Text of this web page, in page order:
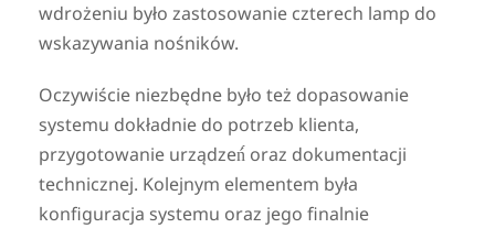
wdrożeniu było zastosowanie czterech lamp do
wskazywania nośników.
Oczywiście niezbędne było też dopasowanie
systemu dokładnie do potrzeb klienta,
przygotowanie urządzeń́ oraz dokumentacji
technicznej. Kolejnym elementem była
konfiguracja systemu oraz jego finalnie